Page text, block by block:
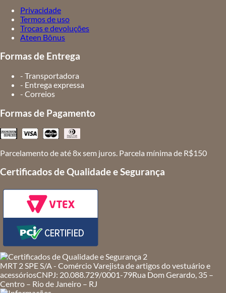
Privacidade
Termos de uso
Trocas e devoluções
Ateen Bônus
Formas de Entrega
- Transportadora
- Entrega expressa
- Correios
Formas de Pagamento
Parcelamento de até 8x sem juros. Parcela mínima de R$150
Certificados de Qualidade e Segurança
MRT 2 SPE S/A - Comércio Varejista de artigos do vestuário e
acessóriosCNPJ: 20.088.729/0001-79Rua Dom Gerardo, 35 –
Centro – Rio de Janeiro – RJ